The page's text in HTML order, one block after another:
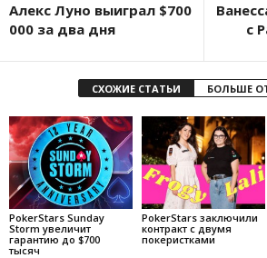
Алекс Луно выиграл $700
000 за два дня
с
СХОЖИЕ СТАТЬИ БОЛЬШЕ
PokerStars Sunday
Storm увеличит
гарантию до $700
тысяч
PokerStars заключили
контракт с двумя
покеристками